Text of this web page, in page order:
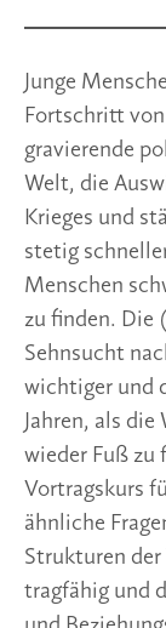
Junge
Fortschritt
gravierende
Welt, die
Krieges und
stetig
Menschen
zu finden. Die
Sehnsucht
wichtiger und
Jahren, als
wieder Fuß zu
Vortragskurs
ähnliche
Strukturen
tragfähig und